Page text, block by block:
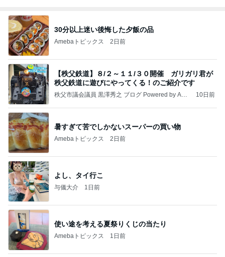
30分以上迷い後悔した夕飯の品
Amebaトピックス 2日前
【秩父鉄道】８/２～１１/３０開催 ガリガリ君が
秩父鉄道に遊びにやってくる！のご紹介です
秩父市議会議員 黒澤秀之 ブログ Powered by Ame
10日前
暑すぎて苦でしかないスーパーの買い物
Amebaトピックス 2日前
よし、タイ行こ
与儀大介 1日前
使い途を考える夏祭りくじの当たり
Amebaトピックス 1日前